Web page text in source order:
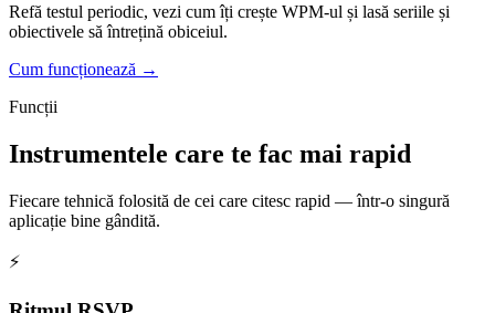
Refă testul periodic, vezi cum îți crește WPM-ul și lasă seriile și
obiectivele să întrețină obiceiul.
Cum funcționează →
Funcții
Instrumentele care te fac mai rapid
Fiecare tehnică folosită de cei care citesc rapid — într-o singură
aplicație bine gândită.
⚡